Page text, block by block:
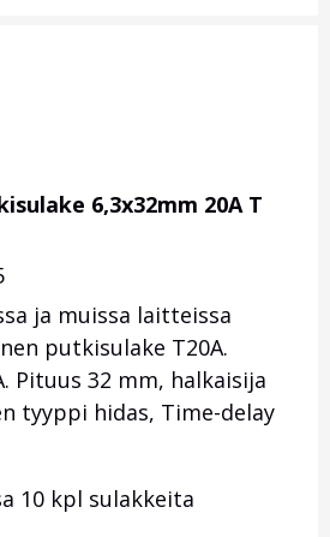
6,3x32mm 20A T
ja muissa laitteissa
putkisulake T20A.
Pituus 32 mm, halkaisija
tyyppi hidas, Time-delay
10 kpl sulakkeita